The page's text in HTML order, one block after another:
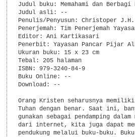
Judul buku: Memahami dan Berbagi
Judul asli: --
Penulis/Penyusun: Christoper J.H.
Penerjemah: Tim Penerjemah
Editor: Ani Kartikasari
Penerbit: Yayasan Pancar Pijar
Ukuran buku: 15 x 23 cm
Tebal: 205 halaman
ISBN: 979-3240-84-9
Buku Online: --
Download: --
Orang Kristen seharusnya
Tuhan dengan benar. Saat ini,
gunakan sebagai pendamping
dari internet, kita juga dapat
pendukung melalui buku-buku.